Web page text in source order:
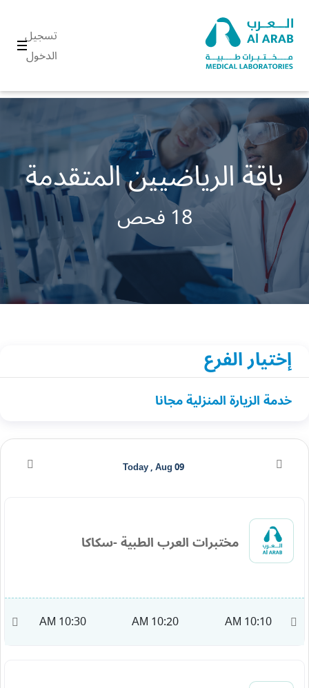
تسجيل
الدخول
باقة الرياضيين المتقدمة
18 فحص
إختيار الفرع
خدمة الزيارة المنزلية مجانا
مختبرات العرب الطبية -سكاكا
10:10 AM
10:20 AM
10:30 AM